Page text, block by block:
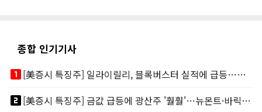
종합 인기기사
looks_one
[美증시 특징주] 일라이릴리, 블록버스터 실적에 급등…마운자로 매출 폭발
looks_two
[美증시 특징주] 금값 급등에 광산주 '훨훨'…뉴몬트·바릭마이닝 주도